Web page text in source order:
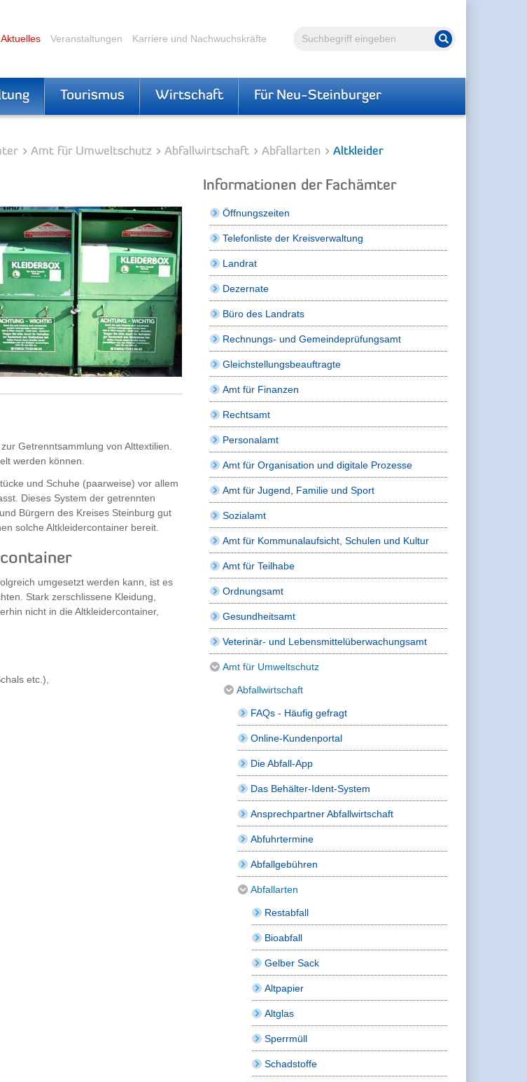
Volltextsuche Suche starten
Veranstaltungen Karriere und Nachwuchskräfte
Tourismus Wirtschaft Für Neu-Steinburger
Amt für Umweltschutz Abfallwirtschaft Abfallarten Altkleider
Getrenntsammlung von Alttextilien.
werden können.
und Schuhe (paarweise) vor allem
Dieses System der getrennten
Bürgern des Kreises Steinburg gut
solche Altkleidercontainer bereit.
umgesetzt werden kann, ist es
Stark zerschlissene Kleidung,
nicht in die Altkleidercontainer,
etc.),
Informationen der Fachämter
Öffnungszeiten
Telefonliste der Kreisverwaltung
Landrat
Dezernate
Büro des Landrats
Rechnungs- und Gemeindeprüfungsamt
Gleichstellungsbeauftragte
Amt für Finanzen
Rechtsamt
Personalamt
Amt für Organisation und digitale Prozesse
Amt für Jugend, Familie und Sport
Sozialamt
Amt für Kommunalaufsicht, Schulen und Kultur
Amt für Teilhabe
Ordnungsamt
Gesundheitsamt
Veterinär- und Lebensmittelüberwachungsamt
Amt für Umweltschutz
Abfallwirtschaft
FAQs - Häufig gefragt
Online-Kundenportal
Die Abfall-App
Das Behälter-Ident-System
Ansprechpartner Abfallwirtschaft
Abfuhrtermine
Abfallgebühren
Abfallarten
Restabfall
Bioabfall
Gelber Sack
Altpapier
Altglas
Sperrmüll
Schadstoffe